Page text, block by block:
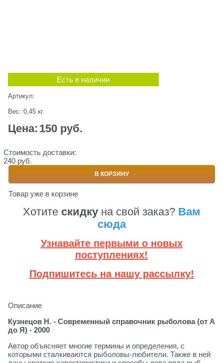
Есть в наличии
Артикул:
Вес: 0,45 кг.
Цена: 150 руб.
Стоимость доставки:
240 руб.
В КОРЗИНУ
Товар уже в корзине
Хотите скидку на свой заказ? Вам
сюда
Узнавайте первыми о новых
поступлениях!
Подпишитесь на нашу рассылку!
Описание
Кузнецов Н. - Современный справочник рыболова (от А
до Я) - 2000
Автор объясняет многие термины и определения, с
которыми сталкиваются рыболовы-любители. Также в ней